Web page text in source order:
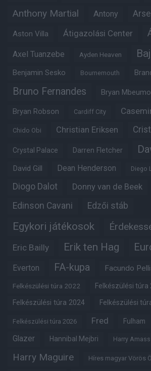
Anthony Martial Antony
Aston Villa Átigazolási Center
Axel Tuanzebe Ayden Heaven
Benjamin Sesko Bournemouth
Bruno Fernandes Bryan Mbeumo
Bryan Robson Cardiff City
Chido Obi Christian Eriksen
Crystal Palace Darren Fletcher
David Gill Dean Henderson Diego
Diogo Dalot Donny van de Beek
Edinson Cavani Edzői stáb
Egykori játékosok
Eric Bailly Erik ten Hag
Everton FA-kupa Facundo
Felkészülési túra 2022 Felkészülési túra
Felkészülési túra 2024 Felkészülési
Felkészülési túra 2026 Fred Fulham
Glazer Hannibal Mejbri Harry Amass
Harry Maguire Híres magyar Vörös